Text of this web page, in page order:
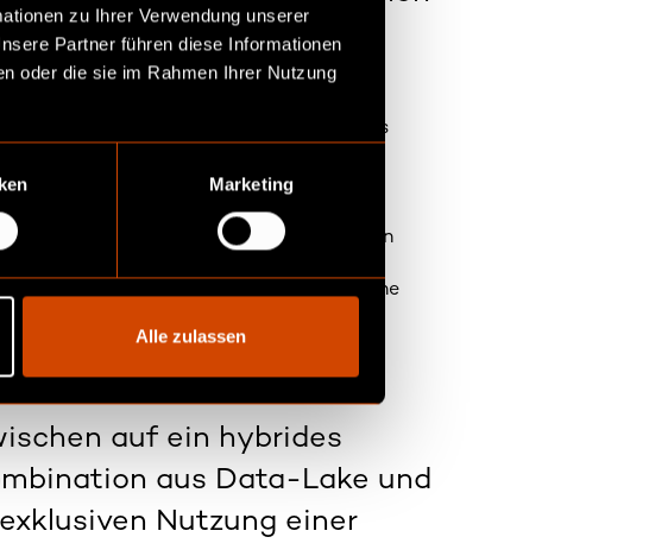
zu Ihrer Verwendung unserer
Partner führen diese Informationen
oder die sie im Rahmen Ihrer Nutzung
Marketing
Alle zulassen
für die Datennutzung ist durchaus
und birgt durch Automatisierung
und Unternehmensausrichtung variieren
ist, der erhebliche Vorteile aus der
Marketingstrategien und interne
zu generieren.
auf ein hybrides
aus Data-Lake und
Nutzung einer